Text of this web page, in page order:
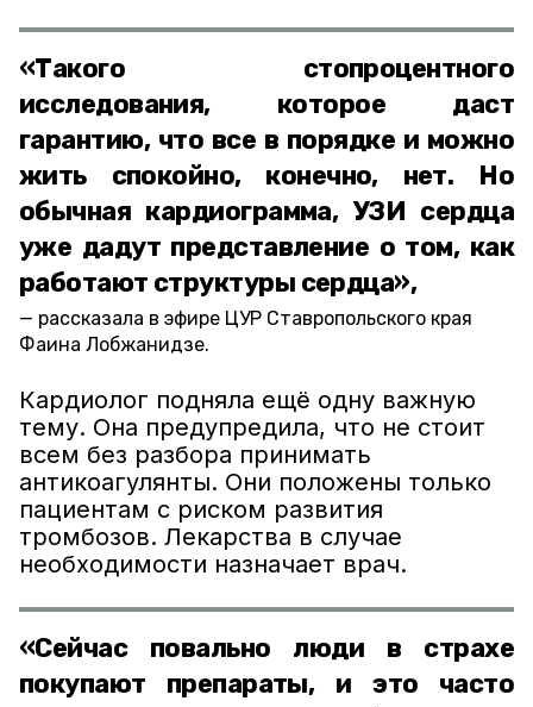
«Такого стопроцентного
исследования, которое даст
гарантию, что все в порядке и можно
жить спокойно, конечно, нет. Но
обычная кардиограмма, УЗИ сердца
уже дадут представление о том, как
работают структуры сердца»,
рассказала в эфире ЦУР Ставропольского края
Фаина Лобжанидзе.
Кардиолог подняла ещё одну важную
тему. Она предупредила, что не стоит
всем без разбора принимать
антикоагулянты. Они положены только
пациентам с риском развития
тромбозов. Лекарства в случае
необходимости назначает врач.
«Сейчас повально люди в страхе
покупают препараты, и это часто